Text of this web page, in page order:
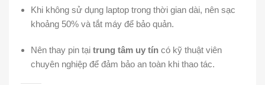
Khi không sử dụng laptop trong thời gian dài, nên sạc
khoảng 50% và tắt máy để bảo quản.
Nên thay pin tại trung tâm uy tín có kỹ thuật viên
chuyên nghiệp để đảm bảo an toàn khi thao tác.